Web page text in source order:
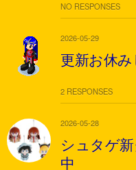
NO RESPONSES
2026-05-29
更新お休
2 RESPONSES
2026-05-28
シュタゲ
中